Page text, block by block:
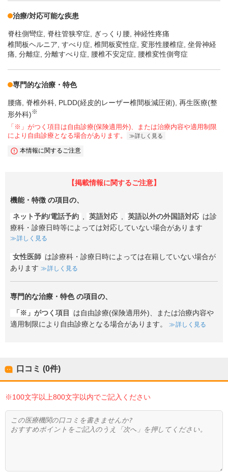
治療/対応可能な疾患
脊柱側彎症 脊柱管狭窄症 ぎっくり腰 神経性疼痛
椎間板ヘルニア, すべり症, 椎間板変性症, 変形性腰椎症, 坐骨神経
痛, 分離症, 分離すべり症, 腰椎不安定症, 腰椎変性側弯症
専門的な治療・特色
腰痛 脊椎外科 PLDD(経皮的レーザー椎間板減圧術) 再生医療(整
形外科)※
「※」がつく項目は自由診療(保険適用外)、または治療内容や適用制限
により自由診療となる場合があります。
詳しく見る
本情報に関するご注意
【掲載情報に関するご注意】
機能・特徴 の項目の、
ネット予約/電話予約 , 英語対応 , 英語以外の外国語対応 は診
療科・診療日時等によっては対応していない場合があります
詳しく見る
女性医師 は診療科・診療日時によっては在籍していない場合が
あります
詳しく見る
専門的な治療・特色の項目の、
「※」がつく項目
は自由診療(保険適用外)、または治療内容や
適用制限により自由診療となる場合があります。
詳しく見る
口コミ (0件)
※100文字以上800文字以内でご記入ください